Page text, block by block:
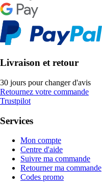
Livraison et retour
30 jours pour changer d'avis
Retournez votre commande
Trustpilot
Services
Mon compte
Centre d'aide
Suivre ma commande
Retourner ma commande
Codes promo